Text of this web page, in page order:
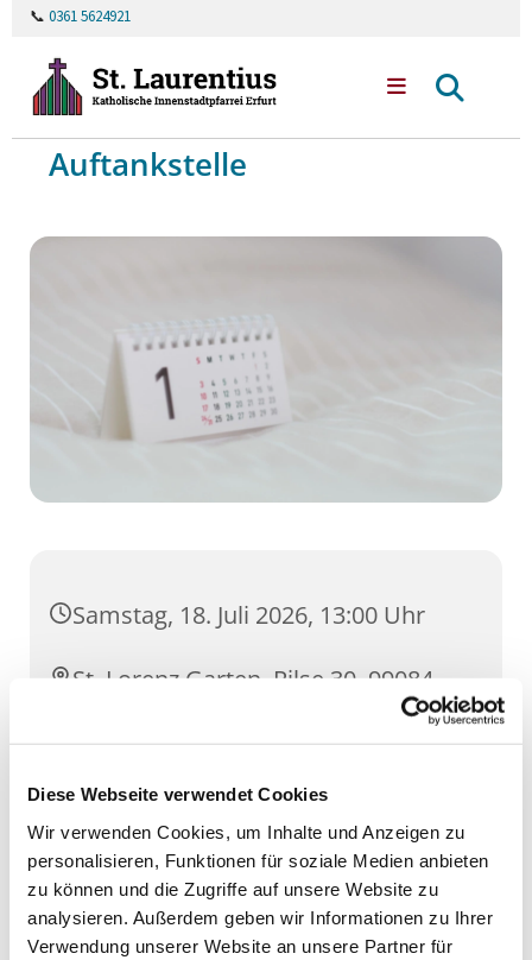
Diese Webseite verwendet Cookies
Wir verwenden Cookies, um Inhalte und Anzeigen zu
personalisieren, Funktionen für soziale Medien anbieten
zu können und die Zugriffe auf unsere Website zu
analysieren. Außerdem geben wir Informationen zu Ihrer
Verwendung unserer Website an unsere Partner für
📞 0361 5624921
Auftankstelle
Samstag, 18. Juli 2026, 13:00 Uhr
St. Lorenz Garten, Pilse 30, 99084